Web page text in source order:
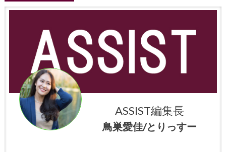
ASSIST編集長
鳥巣愛佳/とりっすー